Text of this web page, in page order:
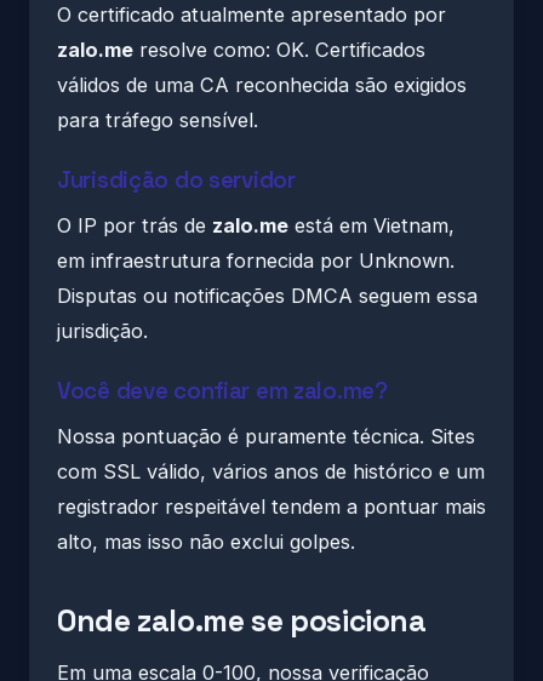
O certificado atualmente apresentado por
zalo.me resolve como: OK. Certificados
válidos de uma CA reconhecida são exigidos
para tráfego sensível.
Jurisdição do servidor
O IP por trás de zalo.me está em Vietnam,
em infraestrutura fornecida por Unknown.
Disputas ou notificações DMCA seguem essa
jurisdição.
Você deve confiar em zalo.me?
Nossa pontuação é puramente técnica. Sites
com SSL válido, vários anos de histórico e um
registrador respeitável tendem a pontuar mais
alto, mas isso não exclui golpes.
Onde zalo.me se posiciona
Em uma escala 0-100, nossa verificação